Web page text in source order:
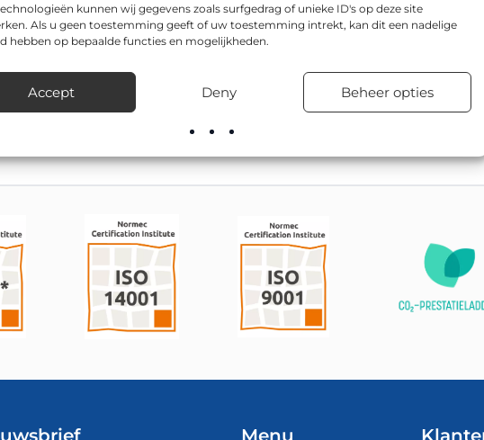
kunnen wij gegevens zoals surfgedrag of unieke ID's op deze site
Als u geen toestemming geeft of uw toestemming intrekt, kan dit een nadelige
hebben op bepaalde functies en mogelijkheden.
Accept Deny Beheer opties
verkrijgbaar als onderbord in BioBased-uitvoering. Dankzij de klasse III
en is CE-gecertificeerd, en is leverbaar in o.a. 600x200mm en
wegen, bedrijventerreinen, in woonwijken en bij tijdelijke
voorraad leverbaar, inclusief advies over de juiste bevestigingsmaterialen.
Menu